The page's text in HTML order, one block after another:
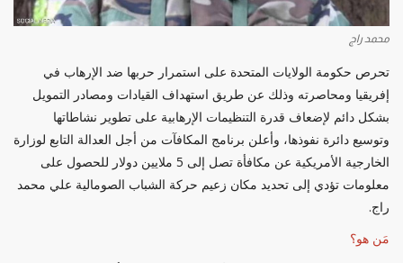
محمد راج
تحرص حكومة الولايات المتحدة على استمرار حربها ضد الإرهاب في
إفريقيا ومحاصرته وذلك عن طريق استهداف القيادات ومصادر التمويل
بشكل دائم لإضعاف قدرة التنظيمات الإرهابية على تطوير نشاطاتها
وتوسيع دائرة نفوذها، وأعلن برنامج المكافآت من أجل العدالة التابع لوزارة
الخارجية الأمريكية عن مكافأة تصل إلى 5 ملايين دولار للحصول على
معلومات تؤدي إلى تحديد مكان زعيم حركة الشباب الصومالية علي محمد
راج.
مَن هو؟